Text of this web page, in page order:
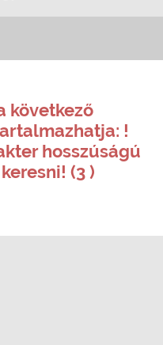
következő
!
hosszúságú
(3 )